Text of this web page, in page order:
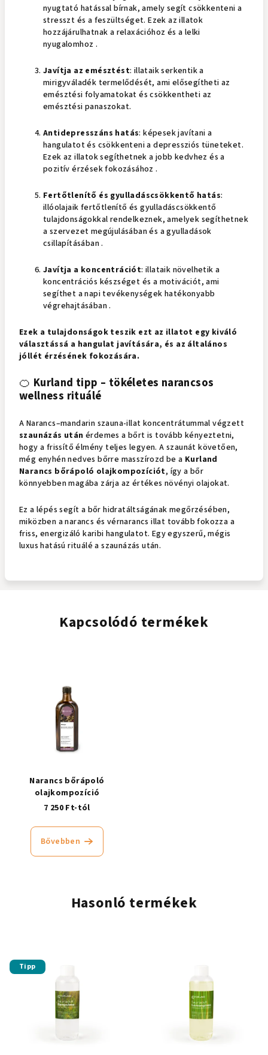
nyugtató hatással bírnak, amely segít csökkenteni a
stresszt és a feszültséget. Ezek az illatok
hozzájárulhatnak a relaxációhoz és a lelki
nyugalomhoz .
Javítja az emésztést: illataik serkentik a
mirigyváladék termelődését, ami elősegítheti az
emésztési folyamatokat és csökkentheti az
emésztési panaszokat.
Antidepresszáns hatás: képesek javítani a
hangulatot és csökkenteni a depressziós tüneteket.
Ezek az illatok segíthetnek a jobb kedvhez és a
pozitív érzések fokozásához .
Fertőtlenítő és gyulladáscsökkentő hatás:
illóolajaik fertőtlenítő és gyulladáscsökkentő
tulajdonságokkal rendelkeznek, amelyek segíthetnek
a szervezet megújulásában és a gyulladások
csillapításában .
Javítja a koncentrációt: illataik növelhetik a
koncentrációs készséget és a motivációt, ami
segíthet a napi tevékenységek hatékonyabb
végrehajtásában .
Ezek a tulajdonságok teszik ezt az illatot egy kiváló
választássá a hangulat javítására, és az általános
jóllét érzésének fokozására.
🍊 Kurland tipp – tökéletes narancsos
wellness rituálé
A Narancs–mandarin szauna-illat koncentrátummal végzett
szaunázás után érdemes a bőrt is tovább kényeztetni,
hogy a frissítő élmény teljes legyen. A szaunát követően,
még enyhén nedves bőrre masszírozd be a Kurland
Narancs bőrápoló olajkompozíciót, így a bőr
könnyebben magába zárja az értékes növényi olajokat.
Ez a lépés segít a bőr hidratáltságának megőrzésében,
miközben a narancs és vérnarancs illat tovább fokozza a
friss, energizáló karibi hangulatot. Egy egyszerű, mégis
luxus hatású rituálé a szaunázás után.
Kapcsolódó termékek
Narancs bőrápoló
olajkompozíció
7 250 Ft-tól
Bővebben
Hasonló termékek
Tipp